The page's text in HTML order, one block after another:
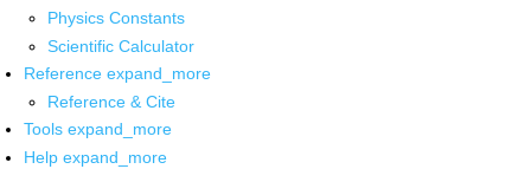
Physics Constants
Scientific Calculator
Reference expand_more
Reference & Cite
Tools expand_more
Help expand_more